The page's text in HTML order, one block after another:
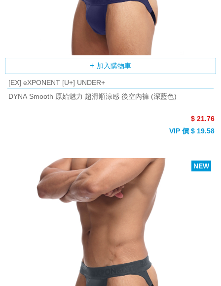
加入購物車
[EX] eXPONENT [U+] UNDER+
DYNA Smooth 原始魅力 超滑順涼感 後空內褲 (深藍色)
$ 21.76
VIP 價 $ 19.58
NEW